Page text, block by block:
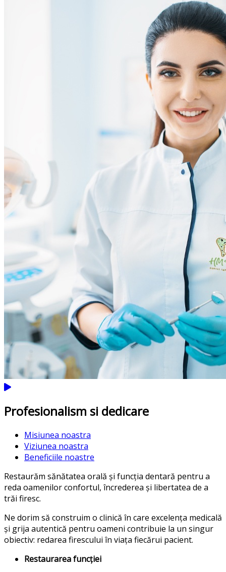
Profesionalism si dedicare
Misiunea noastra
Viziunea noastra
Beneficiile noastre
Restaurăm sănătatea orală și funcția dentară pentru a
reda oamenilor confortul, încrederea și libertatea de a
trăi firesc.
Ne dorim să construim o clinică în care excelența medicală
și grija autentică pentru oameni contribuie la un singur
obiectiv: redarea firescului în viața fiecărui pacient.
Restaurarea funcției